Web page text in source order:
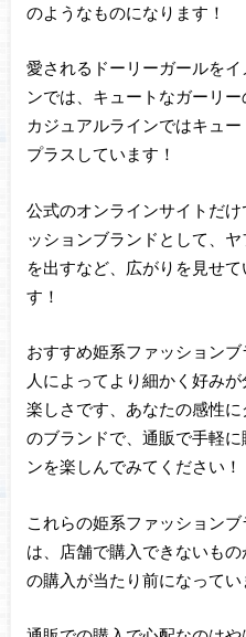
のようなものになります！
愛されるドーリーガールを
ンでは、キュートなガーリー
カジュアルラインではキュ
プラスしています！
公式のオンラインサイトだ
ッションブランドとして、
を出すなど、広がりを見せ
す！
おすすめ姫系ファッションブ
人によってより細かく好み
楽しさです、あなたの感性
のブランドで、通販で手軽
ンを楽しんでみてください！
これらの姫系ファッション
は、店舗で購入できないも
の購入が当たり前になってい